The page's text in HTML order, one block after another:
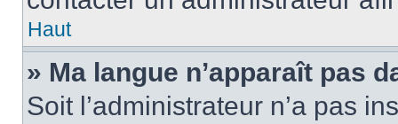
Haut
» Ma langue n’apparaît pas
Soit l’administrateur n’a pas